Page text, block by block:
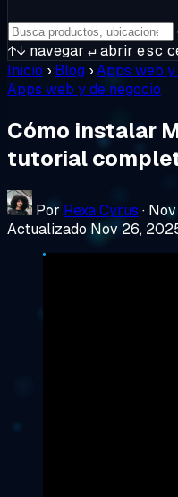
↑↓ navegar ↵abrir esc
Inicio › Blog ›Apps web y
Apps web y de negocio
Cómo instalar
tutorial
Por Rexa Cyrus ·
Actualizado Nov 26,